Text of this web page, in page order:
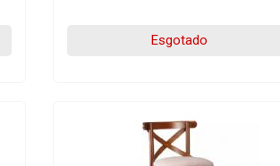
Esgotado